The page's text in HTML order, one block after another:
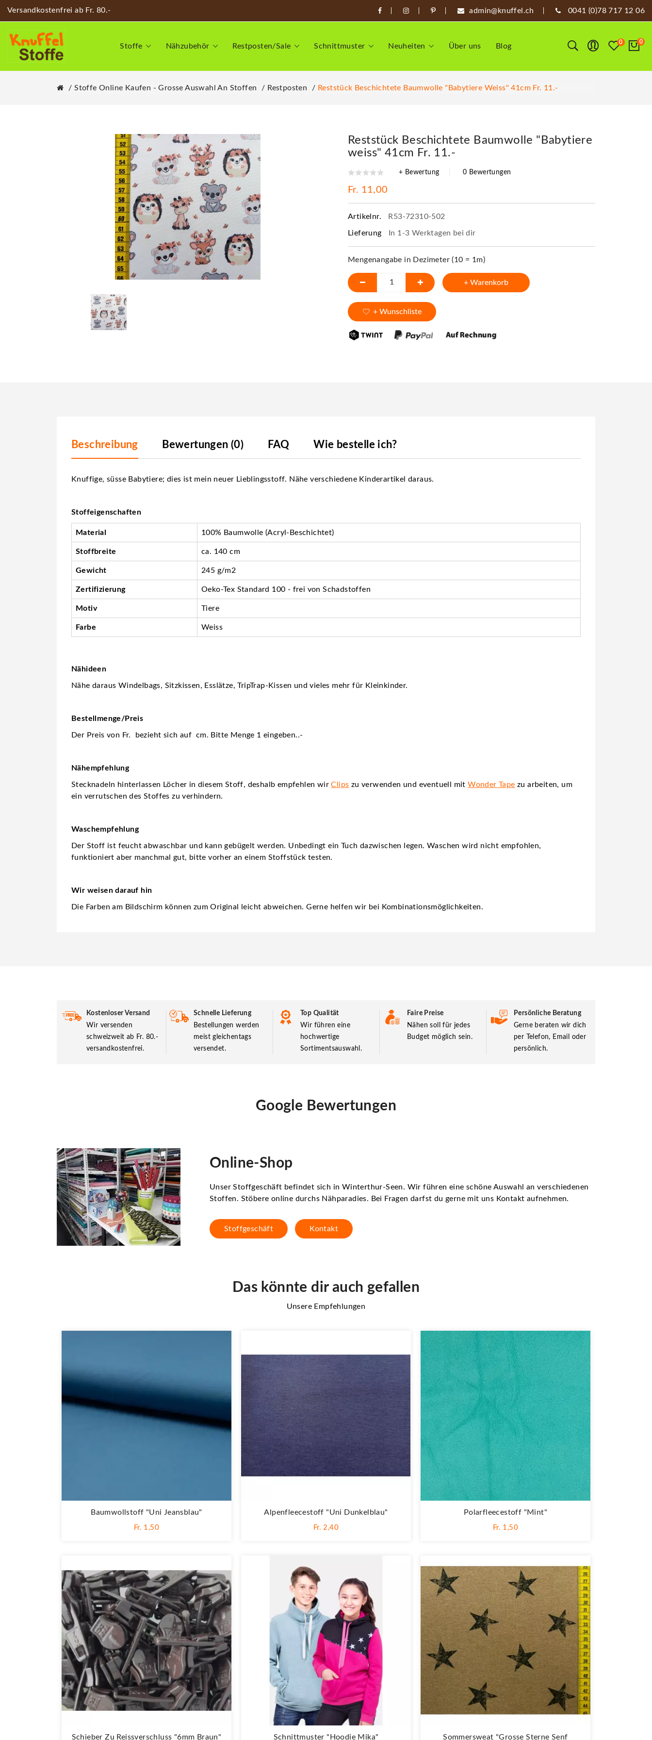
Versandkostenfrei ab Fr. 80.- admin@knuffel.ch 0041 (0)78 717 12 06
Stoffe Nähzubehör Restposten/Sale Schnittmuster Neuheiten Über uns Blog 0 0
Stoffe Online Kaufen - Grosse Auswahl An Stoffen Restposten Reststück Beschichtete Baumwolle "Babytiere Weiss" 41cm Fr. 11.-
Reststück Beschichtete Baumwolle "Babytiere
weiss" 41cm Fr. 11.-
+ Bewertung 0 Bewertungen
Fr. 11,00
Artikelnr. R53-72310-502
Lieferung In 1-3 Werktagen bei dir
Mengenangabe in Dezimeter (10 = 1m)
+ Warenkorb
+ Wunschliste
Beschreibung Bewertungen (0) FAQ Wie bestelle ich?
Knuffige, süsse Babytiere; dies ist mein neuer Lieblingsstoff. Nähe verschiedene Kinderartikel daraus.
Stoffeigenschaften
Material 100% Baumwolle (Acryl-Beschichtet)
Stoffbreite ca. 140 cm
Gewicht 245 g/m2
Zertifizierung Oeko-Tex Standard 100 - frei von Schadstoffen
Motiv Tiere
Farbe Weiss
Nähideen
Nähe daraus Windelbags, Sitzkissen, Esslätze, TripTrap-Kissen und vieles mehr für Kleinkinder.
Bestellmenge/Preis
Der Preis von Fr. bezieht sich auf cm. Bitte Menge 1 eingeben..-
Nähempfehlung
Stecknadeln hinterlassen Löcher in diesem Stoff, deshalb empfehlen wirClips zu verwenden und eventuell mitWonder Tape zu arbeiten, um
ein verrutschen des Stoffes zu verhindern.
Waschempfehlung
Der Stoff ist feucht abwaschbar und kann gebügelt werden. Unbedingt ein Tuch dazwischen legen. Waschen wird nicht empfohlen,
funktioniert aber manchmal gut, bitte vorher an einem Stoffstück testen.
Wir weisen darauf hin
Die Farben am Bildschirm können zum Original leicht abweichen. Gerne helfen wir bei Kombinationsmöglichkeiten.
Kostenloser Versand
Wir versenden
schweizweit ab Fr. 80.-
versandkostenfrei.
Schnelle Lieferung
Bestellungen werden
meist gleichentags
versendet.
Top Qualität
Wir führen eine
hochwertige
Sortimentsauswahl.
Faire Preise
Nähen soll für jedes
Budget möglich sein.
Persönliche Beratung
Gerne beraten wir dich
per Telefon, Email oder
persönlich.
Google Bewertungen
Online-Shop
Unser Stoffgeschäft befindet sich in Winterthur-Seen. Wir führen eine schöne Auswahl an verschiedenen
Stoffen. Stöbere online durchs Nähparadies. Bei Fragen darfst du gerne mit uns Kontakt aufnehmen.
Stoffgeschäft Kontakt
Das könnte dir auch gefallen
Unsere Empfehlungen
Baumwollstoff "Uni Jeansblau"
Fr. 1,50
Schieber Zu Reissverschluss "6mm Braun"
Alpenfleecestoff "Uni Dunkelblau"
Fr. 2,40
Schnittmuster "Hoodie Mika"
Polarfleecestoff "Mint"
Fr. 1,50
Sommersweat "Grosse Sterne Senf